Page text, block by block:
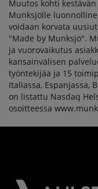
Muutos kohti
Munksjölle
voidaan korvata
"Made by Munksjö".
ja vuorovaikutus
kansainvälisen
työntekijää ja 15
Italiassa, Espanjassa,
on listattu Nasdaq
osoitteessa